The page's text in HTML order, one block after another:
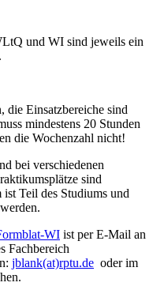
und WI sind jeweils ein
die Einsatzbereiche sind
mindestens 20 Stunden
die Wochenzahl nicht!
bei verschiedenen
sind
Teil des Studiums und
WI ist per E-Mail an
Fachbereich
jblank(at)rptu.de oder im